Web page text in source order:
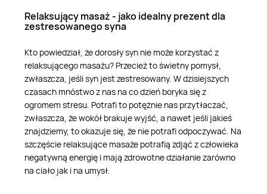
Relaksujący masaż - jako idealny prezent dla
zestresowanego syna
Kto powiedział, że dorosły syn nie może korzystać z
relaksującego masażu? Przecież to świetny pomysł,
zwłaszcza, jeśli syn jest zestresowany. W dzisiejszych
czasach mnóstwo z nas na co dzień boryka się z
ogromem stresu. Potrafi to potężnie nas przytłaczać,
zwłaszcza, że wokół brakuje wyjść, a nawet jeśli jakieś
znajdziemy, to okazuje się, że nie potrafi odpoczywać. Na
szczęście relaksujące masaże potrafią zdjąć z człowieka
negatywną energię i mają zdrowotne działanie zarówno
na ciało jak i na umysł.